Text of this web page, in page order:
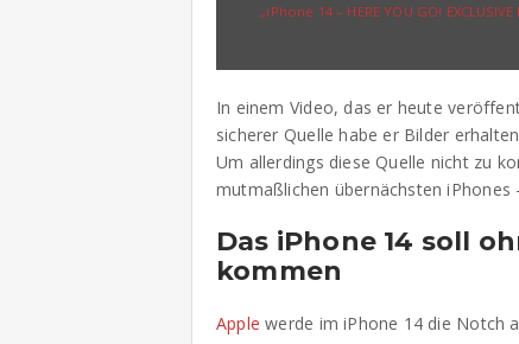
„iPhone 14 – HERE YOU GO!
In einem Video, das er heute
sicherer Quelle habe er Bilder
Um allerdings diese Quelle nicht zu
mutmaßlichen übernächsten iPhones
Das iPhone 14 soll
kommen
Apple werde im iPhone 14 die Notch